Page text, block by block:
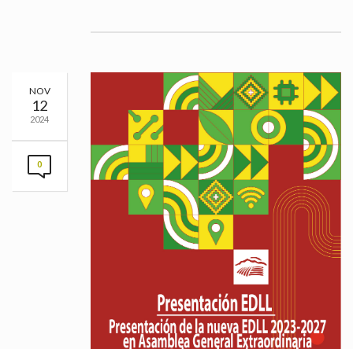
NOV
12
2024
0